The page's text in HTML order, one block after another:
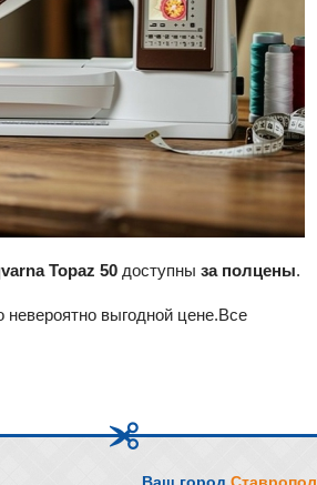
Topaz 50 доступны за полцены.
выгодной цене.Все